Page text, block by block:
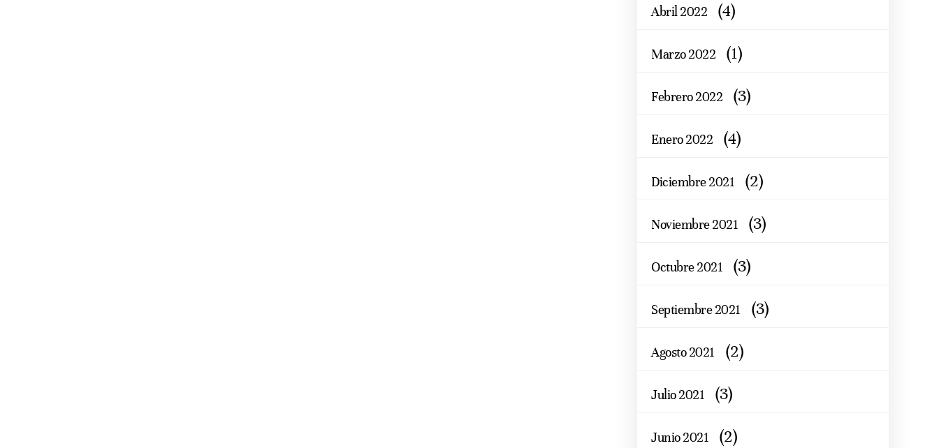
Abril 2022 (4)
Marzo 2022 (1)
Febrero 2022 (3)
Enero 2022 (4)
Diciembre 2021 (2)
Noviembre 2021 (3)
Octubre 2021 (3)
Septiembre 2021 (3)
Agosto 2021 (2)
Julio 2021 (3)
Junio 2021 (2)